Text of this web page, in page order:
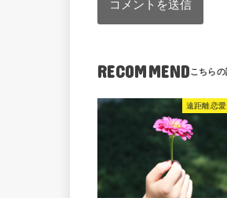
RECOMMEND
遠距離恋愛